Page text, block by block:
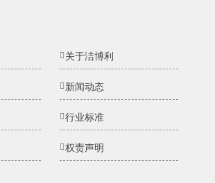
关于洁博利
新闻动态
行业标准
权责声明